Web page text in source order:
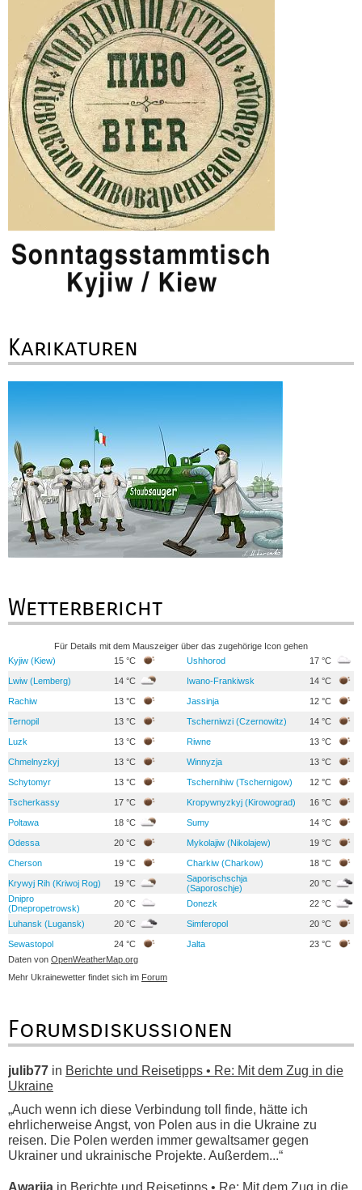
Karikaturen
Wetterbericht
Für Details mit dem Mauszeiger über das zugehörige Icon gehen
Kyjiw (Kiew)
15 °C Ushhorod 17 °C
Lwiw (Lemberg) 14 °C Iwano-Frankiwsk 14 °C
Rachiw 13 °C Jassinja 12 °C
Ternopil 13 °C Tscherniwzi (Czernowitz) 14 °C
Luzk 13 °C Riwne 13 °C
Chmelnyzkyj 13 °C Winnyzja 13 °C
Schytomyr 13 °C Tschernihiw (Tschernigow) 12 °C
Tscherkassy 17 °C Kropywnyzkyj (Kirowograd) 16 °C
Poltawa 18 °C Sumy 14 °C
Odessa 20 °C Mykolajiw (Nikolajew) 19 °C
Cherson 19 °C Charkiw (Charkow) 18 °C
Krywyj Rih (Kriwoj Rog) 19 °C
Saporischschja
(Saporoschje)
20 °C
Dnipro
(Dnepropetrowsk)
20 °C Donezk 22 °C
Luhansk (Lugansk) 20 °C Simferopol 20 °C
Sewastopol 24 °C Jalta
23 °C
Daten von OpenWeatherMap.org
Mehr Ukrainewetter findet sich im Forum
Forumsdiskussionen
julib77 in Berichte und Reisetipps • Re: Mit dem Zug in die
Ukraine
„Auch wenn ich diese Verbindung toll finde, hätte ich
ehrlicherweise Angst, von Polen aus in die Ukraine zu
reisen. Die Polen werden immer gewaltsamer gegen
Ukrainer und ukrainische Projekte. Außerdem...“
Awarija in Berichte und Reisetipps • Re: Mit dem Zug in die